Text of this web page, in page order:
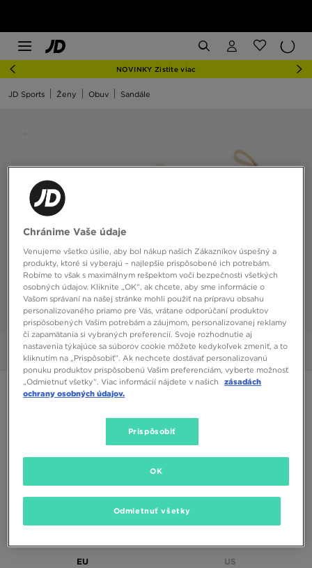
NOVINKY Zistite viac
JD Sports Ženy Obuv Sandále
Obrázky 360°
UGG W GOLDENGLOW
(Najnižšia cena za 30 dní pred zľavou)
110,00 € -27% (Počiatočná cena)
EU US
Chránime Vaše údaje
Venujeme všetko úsilie, aby bol nákup našich Zákazníkov úspešný a
produkty, ktoré si vyberajú – najlepšie prispôsobené ich potrebám.
Robíme to však s maximálnym rešpektom voči bezpečnosti všetkých
osobných údajov. Kliknite „OK”, ak chcete, aby sme informácie o
Vašom správaní na našej stránke mohli použiť na prípravu obsahu
personalizovaného priamo pre Vás, vrátane odporúčaní produktov
prispôsobených Vašim potrebám a záujmom, personalizovanej reklamy
či zapamätania si vybraných preferencií. Svoje rozhodnutie aj
nastavenia týkajúce sa súborov cookie môžete kedykoľvek zmeniť, a to
kliknutím na „Prispôsobiť”. Ak nechcete dostávať personalizovanú
ponuku produktov prispôsobenú Vašim preferenciám, vyberte možnosť
„Odmietnuť všetky”. Viac informácií nájdete v našich
zásadách
ochrany osobných údajov.
Prispôsobiť
Odmietnuť všetky
OK